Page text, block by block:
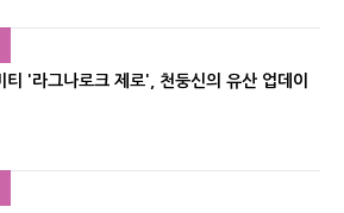
티 '라그나로크 제로', 천둥신의 유산 업데이